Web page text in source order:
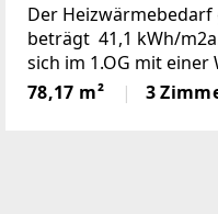
Der Heizwärmebedarf
beträgt 41,1 kWh/
sich im 1.OG mit
78m2; Wohn-, Schlaf-
Abstell- und Vorraum
78,17 m² 3